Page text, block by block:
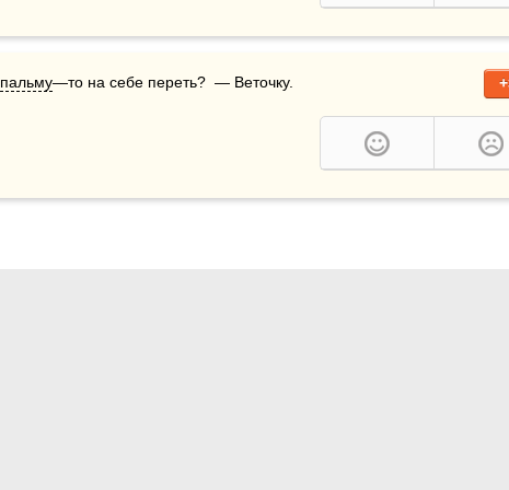
пальму—то на себе переть?  — Веточку.